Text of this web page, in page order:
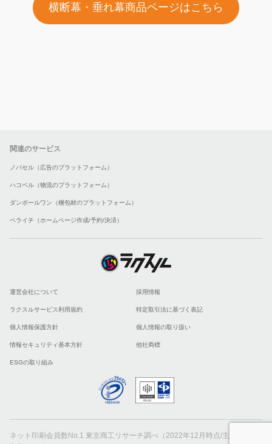
横断幕・垂れ幕商品ページはこちら
関連のサービス
ノバセル（広告のプラットフォーム）
ハコベル（物流のプラットフォーム）
ダンボールワン（梱包材のプラットフォーム）
ペライチ（ホームページ作成/予約/決済）
運営会社について 採用情報
ラクスルサービス利用規約 特定取引法に基づく表記
個人情報保護方針 個人情報の取り扱い
情報セキュリティ基本方針 他社商標
ESGの取り組み
ネット印刷会員数No.1 東京商工リサーチ調べ（2022年12月時点/主要ネット